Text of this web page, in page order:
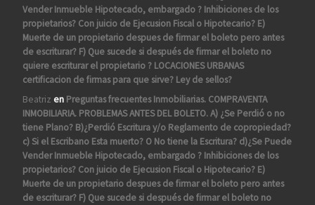
Vender Inmueble Hipotecado, embargado ? Inhibiciones de los
propietarios? Con juicio de Ejecusion Fiscal o Hipotecario? E)
Muerte de un propietario despues de firmar el boleto pero antes
de escriturar? F) Que sucede si después de firmar el boleto no
quiere escriturar el propietario ? LOCACIONES URBANAS
certificacion de firmas para que sirve? Ley de sellos?
Beatriz en Preguntas frecuentes Inmobiliarias. COMPRAVENTA
INMOBILIARIA. PROBLEMAS ANTES DEL BOLETO. A) ¿Se Perdió o no
tiene Plano? B)¿Perdió Escritura y/o Reglamento de copropiedad?
c) Si el Escribano Esta muerto? O No tiene la Escritura? d)¿Se Puede
Vender Inmueble Hipotecado, embargado ? Inhibiciones de los
propietarios? Con juicio de Ejecusion Fiscal o Hipotecario? E)
Muerte de un propietario despues de firmar el boleto pero antes
de escriturar? F) Que sucede si después de firmar el boleto no